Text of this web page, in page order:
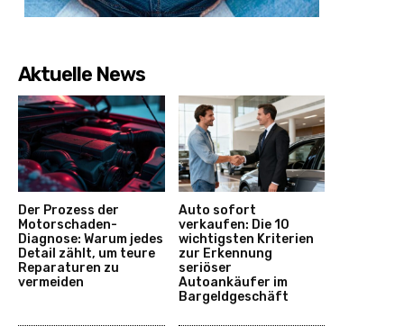
Aktuelle News
Der Prozess der
Motorschaden-
Diagnose: Warum jedes
Detail zählt, um teure
Reparaturen zu
vermeiden
Auto sofort
verkaufen: Die 10
wichtigsten Kriterien
zur Erkennung
seriöser
Autoankäufer im
Bargeldgeschäft